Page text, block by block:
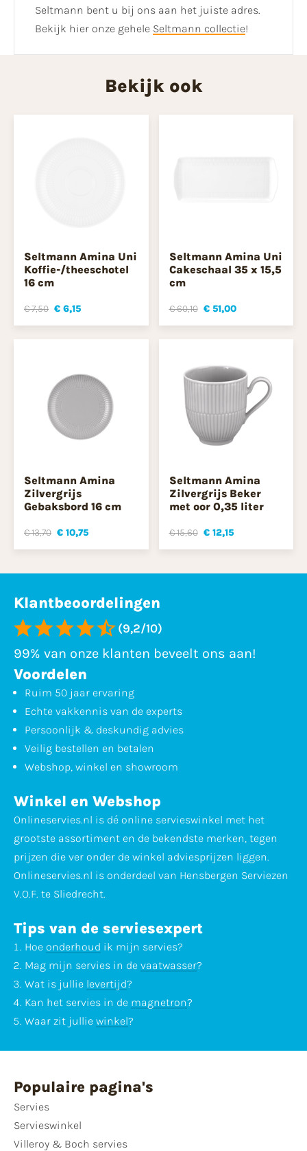
Seltmann bent u bij ons aan het juiste adres.
Bekijk hier onze gehele Seltmann collectie!
Bekijk ook
Seltmann Amina Uni
Koffie-/theeschotel
16 cm
€ 7,50 € 6,15
Seltmann Amina Uni
Cakeschaal 35 x 15,5
cm
€ 60,10 € 51,00
Seltmann Amina
Zilvergrijs
Gebaksbord 16 cm
€ 13,70 € 10,75
Seltmann Amina
Zilvergrijs Beker
met oor 0,35 liter
€ 15,60 € 12,15
Klantbeoordelingen
(9,2/10)
99% van onze klanten beveelt ons aan!
Voordelen
Ruim 50 jaar ervaring
Echte vakkennis van de experts
Persoonlijk & deskundig advies
Veilig bestellen en betalen
Webshop, winkel en showroom
Winkel en Webshop
Onlineservies.nl is dé online servieswinkel met het
grootste assortiment en de bekendste merken, tegen
prijzen die ver onder de winkel adviesprijzen liggen.
Onlineservies.nl is onderdeel van Hensbergen Serviezen
V.O.F. te Sliedrecht.
Tips van de serviesexpert
Hoe onderhoud ik mijn servies?
Mag mijn servies in de vaatwasser?
Wat is jullie levertijd?
Kan het servies in de magnetron?
Waar zit jullie winkel?
Populaire pagina's
Servies
Servieswinkel
Villeroy & Boch servies